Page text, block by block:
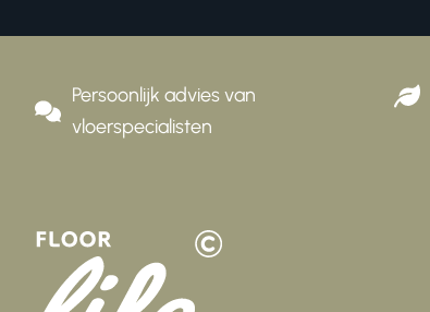
Persoonlijk advies van
vloerspecialisten